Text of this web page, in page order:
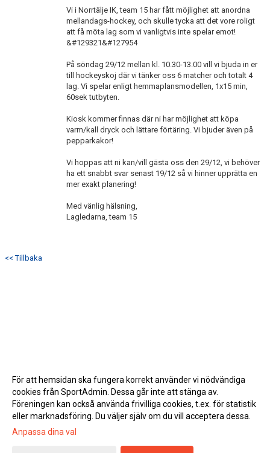
Vi i Norrtälje IK, team 15 har fått möjlighet att anordna
mellandags-hockey, och skulle tycka att det vore roligt
att få möta lag som vi vanligtvis inte spelar emot!
&#129321&#127954
På söndag 29/12 mellan kl. 10.30-13.00 vill vi bjuda in er
till hockeyskoj där vi tänker oss 6 matcher och totalt 4
lag. Vi spelar enligt hemmaplansmodellen, 1x15 min,
60sek tutbyten.
Kiosk kommer finnas där ni har möjlighet att köpa
varm/kall dryck och lättare förtäring. Vi bjuder även på
pepparkakor!
Vi hoppas att ni kan/vill gästa oss den 29/12, vi behöver
ha ett snabbt svar senast 19/12 så vi hinner upprätta en
mer exakt planering!
Med vänlig hälsning,
Lagledarna, team 15
<< Tillbaka
Gå till Webbversion
För att hemsidan ska fungera korrekt använder vi nödvändiga
cookies från SportAdmin. Dessa går inte att stänga av.
Föreningen kan också använda frivilliga cookies, t.ex. för statistik
eller marknadsföring. Du väljer själv om du vill acceptera dessa.
Anpassa dina val